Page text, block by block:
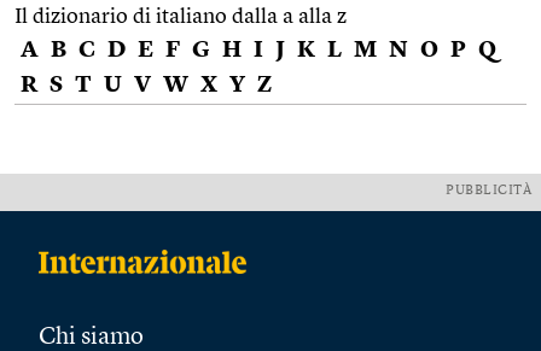
Il dizionario di italiano dalla a alla z
A B C D E F G H I J K L M N O P Q
R S T U V W X Y Z
PUBBLICITÀ
Chi siamo